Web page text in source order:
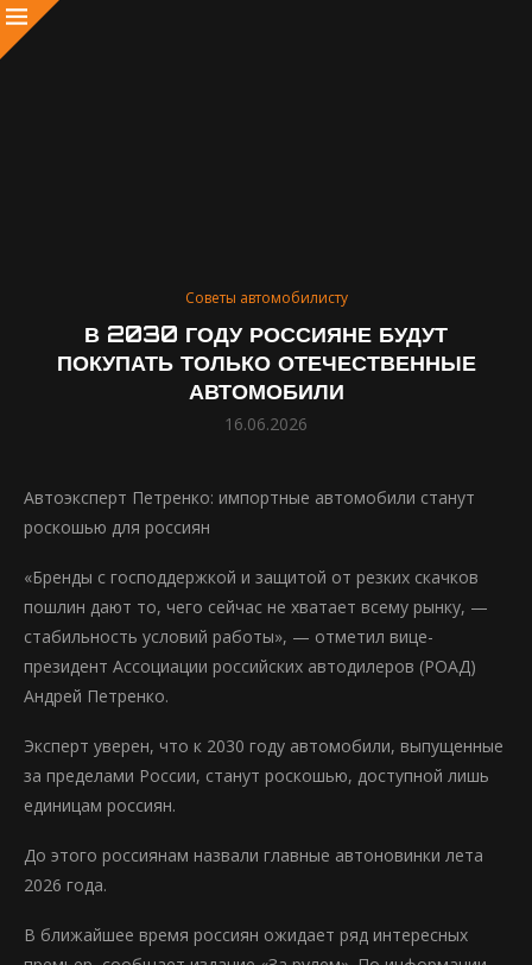
Советы автомобилисту
В 2030 ГОДУ РОССИЯНЕ БУДУТ
ПОКУПАТЬ ТОЛЬКО ОТЕЧЕСТВЕННЫЕ
АВТОМОБИЛИ
16.06.2026
Автоэксперт Петренко: импортные автомобили станут
роскошью для россиян
«Бренды с господдержкой и защитой от резких скачков
пошлин дают то, чего сейчас не хватает всему рынку, —
стабильность условий работы», — отметил вице-
президент Ассоциации российских автодилеров (РОАД)
Андрей Петренко.
Эксперт уверен, что к 2030 году автомобили, выпущенные
за пределами России, станут роскошью, доступной лишь
единицам россиян.
До этого россиянам назвали главные автоновинки лета
2026 года.
В ближайшее время россиян ожидает ряд интересных